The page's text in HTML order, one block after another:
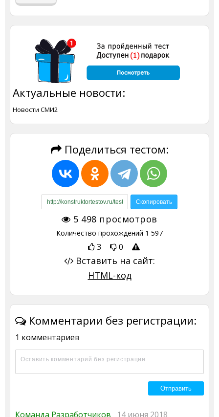
Актуальные новости:
Новости СМИ2
Поделиться тестом:
5 498 просмотров
Количество прохождений 1 597
3 0
Вставить на сайт:
HTML-код
Комментарии без регистрации:
1 комментариев
Команда Разработчиков 14 июня 2018